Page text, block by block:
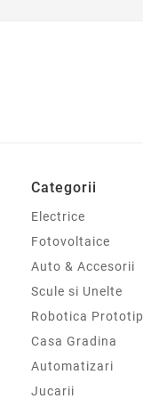
Categorii
Electrice
Fotovoltaice
Auto & Accesorii
Scule si Unelte
Robotica Prototip
Casa Gradina
Automatizari
Jucarii